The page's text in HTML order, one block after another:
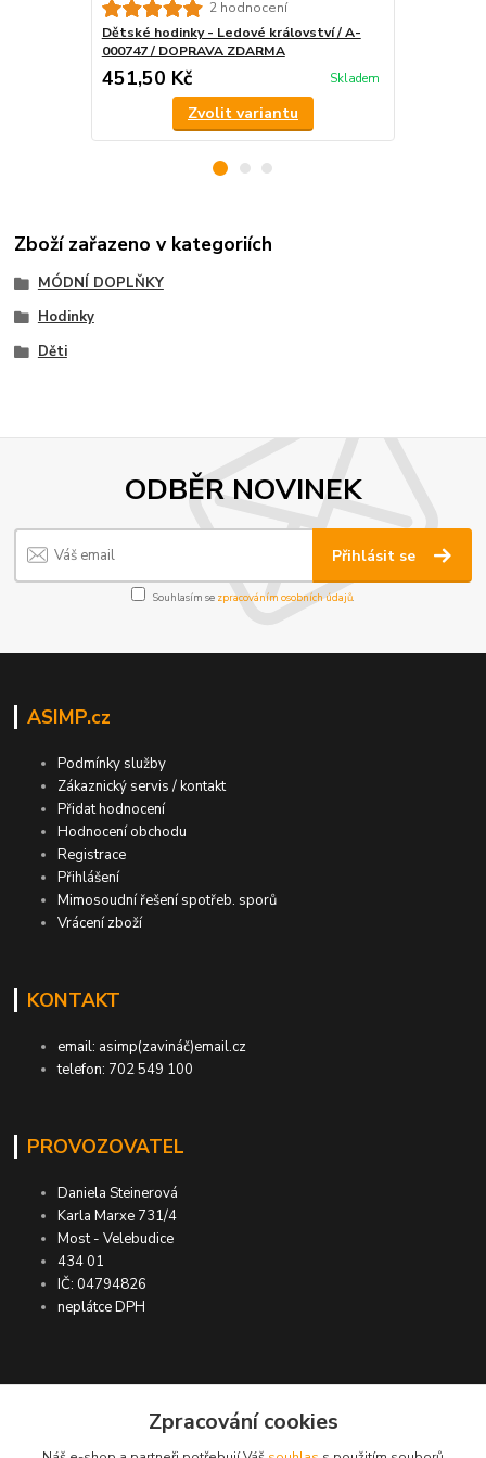
2 hodnocení
Dětské hodinky - Ledové království / A-
000747 / DOPRAVA ZDARMA
451,50 Kč Skladem
Zvolit variantu
Zboží zařazeno v kategoriích
MÓDNÍ DOPLŇKY
Hodinky
Děti
ODBĚR NOVINEK
Přihlásit se
Souhlasím se zpracováním osobních údajů.
ASIMP.cz
Podmínky služby
Zákaznický servis / kontakt
Přidat hodnocení
Hodnocení obchodu
Registrace
Přihlášení
Mimosoudní řešení spotřeb. sporů
Vrácení zboží
KONTAKT
email: asimp(zavináč)email.cz
telefon: 702 549 100
PROVOZOVATEL
Daniela Steinerová
Karla Marxe 731/4
Most - Velebudice
434 01
IČ: 04794826
neplátce DPH
ASIMP.cz
Zpracování cookies